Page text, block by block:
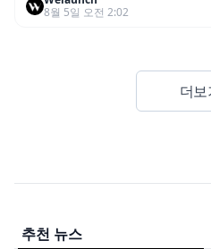
어드밴스드’ 적용
8월 5일 오전 2:02
더보
추천 뉴스